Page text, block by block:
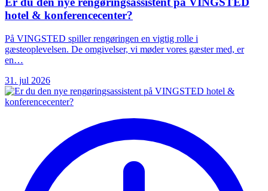
hotel & konferencecenter?
På VINGSTED spiller rengøringen en vigtig rolle i
gæsteoplevelsen. De omgivelser, vi møder vores gæster med, er
en…
31. jul 2026